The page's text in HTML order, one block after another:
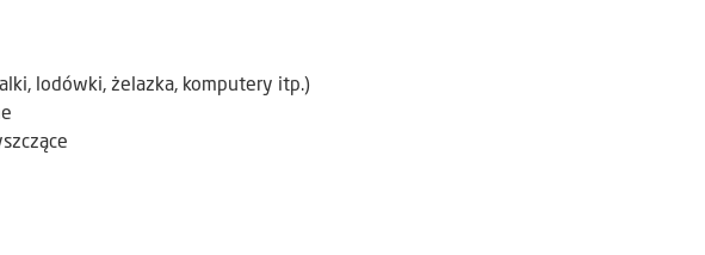
lodówki, żelazka, komputery itp.)